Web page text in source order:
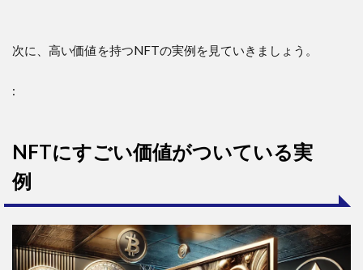
次に、高い価値を持つNFTの実例を見ていきましょう。
:
NFTにすごい価値がついている実
例